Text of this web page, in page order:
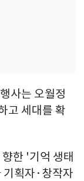
사는 오월정
고 세대를 확
한 '기억 생태
기획자·창작자